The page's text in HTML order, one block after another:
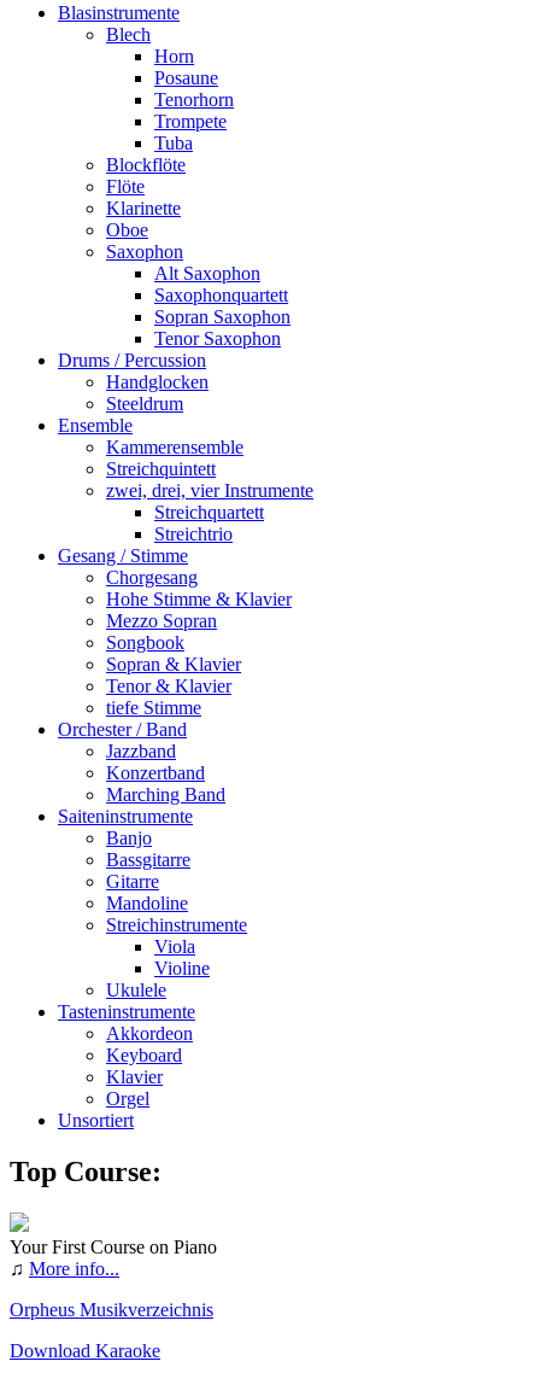
Blasinstrumente
Blech
Horn
Posaune
Tenorhorn
Trompete
Tuba
Blockflöte
Flöte
Klarinette
Oboe
Saxophon
Alt Saxophon
Saxophonquartett
Sopran Saxophon
Tenor Saxophon
Drums / Percussion
Handglocken
Steeldrum
Ensemble
Kammerensemble
Streichquintett
zwei, drei, vier Instrumente
Streichquartett
Streichtrio
Gesang / Stimme
Chorgesang
Hohe Stimme & Klavier
Mezzo Sopran
Songbook
Sopran & Klavier
Tenor & Klavier
tiefe Stimme
Orchester / Band
Jazzband
Konzertband
Marching Band
Saiteninstrumente
Banjo
Bassgitarre
Gitarre
Mandoline
Streichinstrumente
Viola
Violine
Ukulele
Tasteninstrumente
Akkordeon
Keyboard
Klavier
Orgel
Unsortiert
Top Course:
Your First Course on Piano
♫ More info...
Orpheus Musikverzeichnis
Download Karaoke